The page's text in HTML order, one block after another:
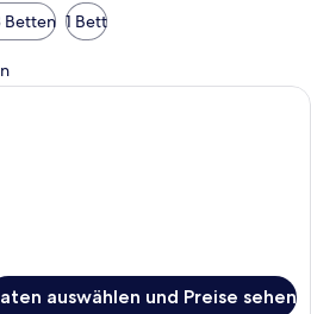
Betten 1 Bett
Ein Bett mit weißen Leinen, einem
auswählen und Preise sehen